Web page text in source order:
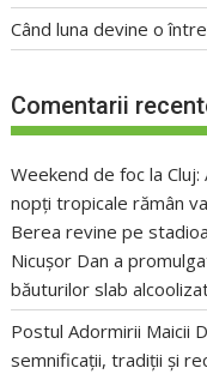
Când luna devine o
Comentarii
Weekend de foc la
nopți tropicale rămân
Berea revine pe
Nicușor Dan a
băuturilor slab
Postul Adormirii Maicii
semnificații, tradiții și